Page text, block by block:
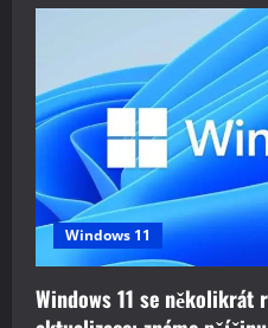
Windows 11
Windows 11 se několikrát